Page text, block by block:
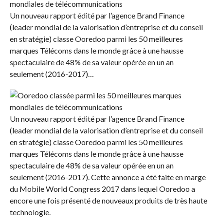
Un nouveau rapport édité par l’agence Brand Finance
(leader mondial de la valorisation d’entreprise et du conseil
en stratégie) classe Ooredoo parmi les 50 meilleures
marques Télécoms dans le monde grâce à une hausse
spectaculaire de 48% de sa valeur opérée en un an
seulement (2016-2017)…
Un nouveau rapport édité par l’agence Brand Finance
(leader mondial de la valorisation d’entreprise et du conseil
en stratégie) classe Ooredoo parmi les 50 meilleures
marques Télécoms dans le monde grâce à une hausse
spectaculaire de 48% de sa valeur opérée en un an
seulement (2016-2017). Cette annonce a été faite en marge
du Mobile World Congress 2017 dans lequel Ooredoo a
encore une fois présenté de nouveaux produits de très haute
technologie.